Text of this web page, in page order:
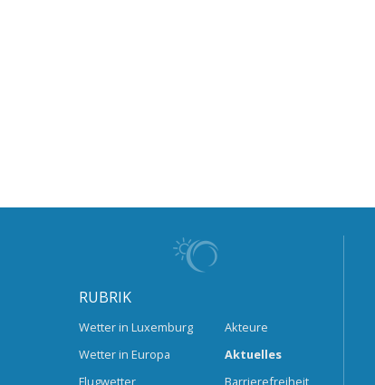
RUBRIK
Wetter in Luxemburg
Wetter in Europa
Flugwetter
Akteure
Aktuelles
Barrierefreiheit